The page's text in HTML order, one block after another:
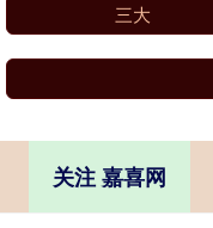
三大
关注 嘉喜网